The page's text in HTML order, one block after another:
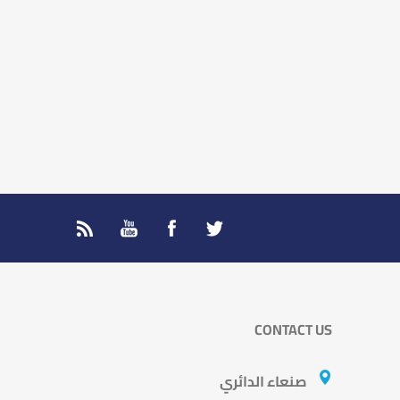
CONTACT US
صنعاء الدائري